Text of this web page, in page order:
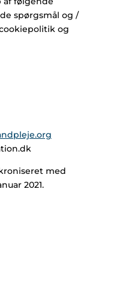
spørgsmål og /
og
med
2021.